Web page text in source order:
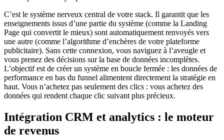
C’est le système nerveux central de votre stack. Il garantit que les
enseignements issus d’une partie du système (comme la Landing
Page qui convertit le mieux) sont automatiquement renvoyés vers
une autre (comme l’algorithme d’enchères de votre plateforme
publicitaire). Sans cette connexion, vous naviguez à l’aveugle et
vous prenez des décisions sur la base de données incomplètes.
L’objectif est de créer un système en boucle fermée : les données de
performance en bas du funnel alimentent directement la stratégie en
haut. Vous n’achetez pas seulement des clics : vous achetez des
données qui rendent chaque clic suivant plus précieux.
Intégration CRM et analytics : le moteur
de revenus